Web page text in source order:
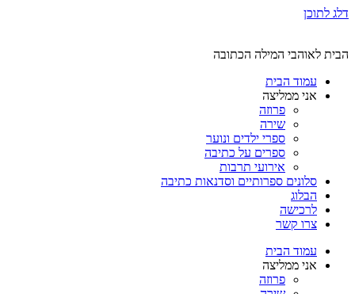
דלג לתוכן
הבית לאוהבי המילה הכתובה
עמוד הבית
אני ממליצה
פרוזה
שירה
ספרי ילדים ונוער
ספרים על כתיבה
אירועי תרבות
סלונים ספרותיים וסדנאות כתיבה
הבלוג
לרכישה
צרו קשר
עמוד הבית
אני ממליצה
פרוזה